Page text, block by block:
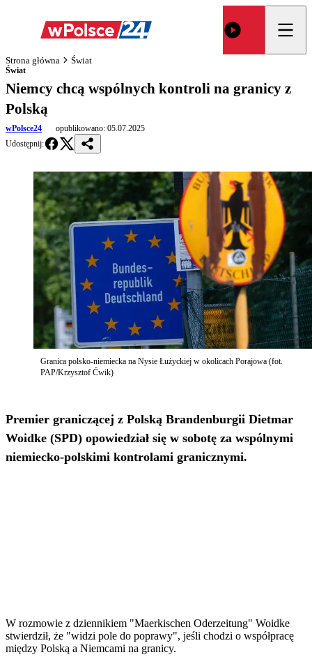
Strona główna Świat
Świat
Niemcy chcą wspólnych kontroli na granicy z
Polską
wPolsce24 opublikowano: 05.07.2025
Udostępnij:
Granica polsko-niemiecka na Nysie Łużyckiej w okolicach Porajowa (fot.
PAP/Krzysztof Ćwik)
Premier graniczącej z Polską Brandenburgii Dietmar
Woidke (SPD) opowiedział się w sobotę za wspólnymi
niemiecko-polskimi kontrolami granicznymi.
W rozmowie z dziennikiem "Maerkischen Oderzeitung" Woidke
stwierdził, że "widzi pole do poprawy", jeśli chodzi o współpracę
między Polską a Niemcami na granicy.